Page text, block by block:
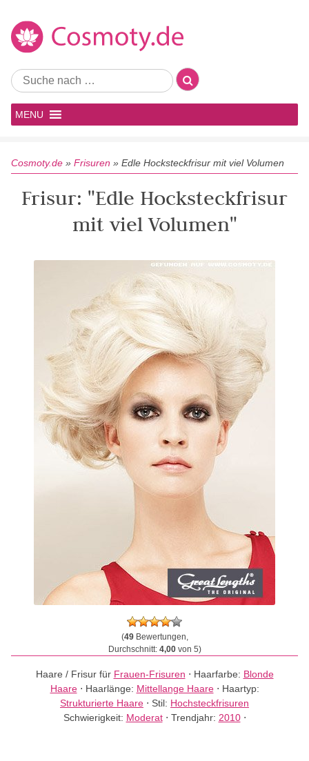
MENU
Cosmoty.de » Frisuren » Edle Hocksteckfrisur mit viel Volumen
Frisur: "Edle Hocksteckfrisur
mit viel Volumen"
(49Bewertungen,
Durchschnitt: 4,00von 5)
Haare / Frisur für Frauen-Frisuren ⋅ Haarfarbe: Blonde
Haare⋅ Haarlänge: Mittellange Haare⋅ Haartyp:
Strukturierte Haare ⋅ Stil: Hochsteckfrisuren
Schwierigkeit: Moderat⋅ Trendjahr: 2010⋅